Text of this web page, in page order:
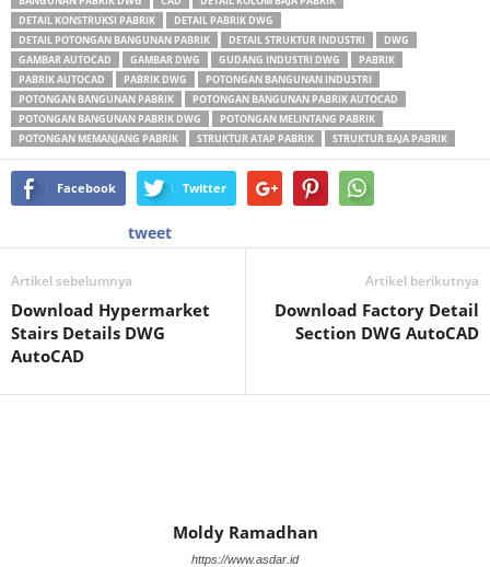
DETAIL KONSTRUKSI PABRIK
DETAIL PABRIK DWG
DETAIL POTONGAN BANGUNAN PABRIK
DETAIL STRUKTUR INDUSTRI
DWG
GAMBAR AUTOCAD
GAMBAR DWG GUDANG INDUSTRI DWG
PABRIK
PABRIK AUTOCAD
PABRIK DWG
POTONGAN BANGUNAN INDUSTRI
POTONGAN BANGUNAN PABRIK
POTONGAN BANGUNAN PABRIK AUTOCAD
POTONGAN BANGUNAN PABRIK DWG
POTONGAN MELINTANG PABRIK
POTONGAN MEMANJANG PABRIK
STRUKTUR ATAP PABRIK STRUKTUR BAJA PABRIK
Facebook Twitter
tweet
Artikel sebelumnya
Download Hypermarket
Stairs Details DWG
AutoCAD
Artikel berikutnya
Download Factory Detail
Section DWG AutoCAD
Moldy Ramadhan
https://www.asdar.id